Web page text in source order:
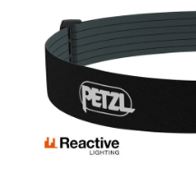
hviezdičiek.